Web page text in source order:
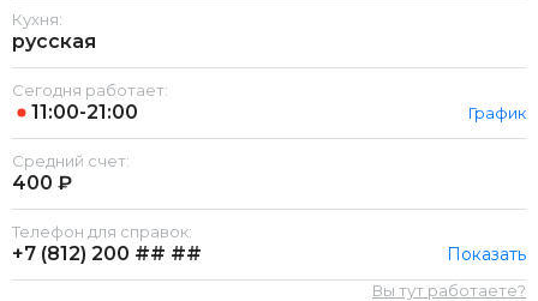
Кухня:
русская
Сегодня работает:
11:00-21:00 График
Средний счет:
400 ₽
Телефон для справок:
+7 (812) 200 ## ## Показать
Вы тут работаете?